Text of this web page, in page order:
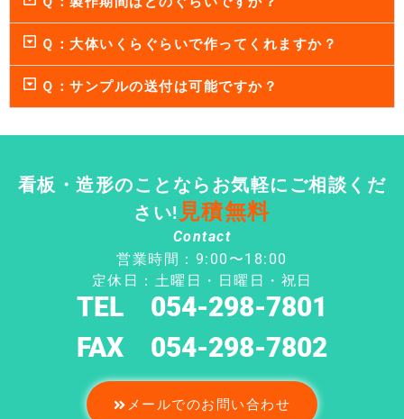
Ｑ：大体いくらぐらいで作ってくれますか？
Ｑ：サンプルの送付は可能ですか？
看板・造形のことならお気軽にご相談くだ
さい! 見積無料
Contact
営業時間：9:00〜18:00
定休日：土曜日・日曜日・祝日
TEL 054-298-7801
FAX 054-298-7802
メールでのお問い合わせ